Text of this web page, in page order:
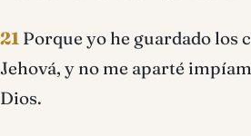
21 Porque yo he guardado los
Jehová, y no me aparté
Dios.